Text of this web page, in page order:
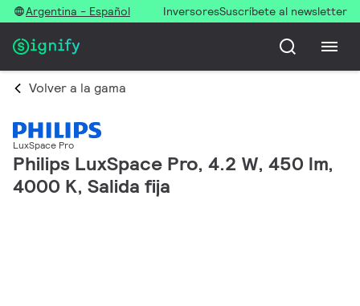
Argentina - Español InversoresSuscríbete al newsletter
Volver a la gama
LuxSpace Pro
Philips LuxSpace Pro, 4.2 W, 450 lm,
4000 K, Salida fija